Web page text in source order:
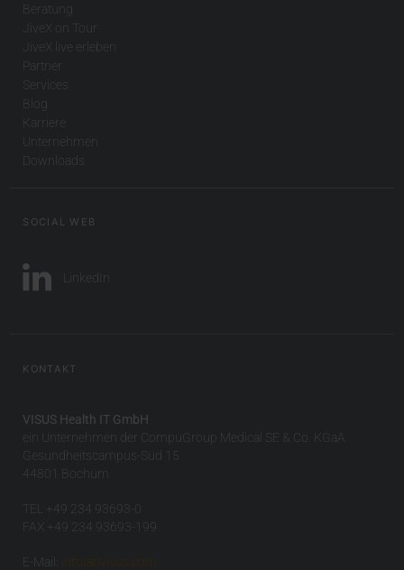
Beratung
JiveX on Tour
JiveX live erleben
Partner
Services
Blog
Karriere
Unternehmen
Downloads
SOCIAL WEB
LinkedIn
KONTAKT
VISUS Health IT GmbH
ein Unternehmen der CompuGroup Medical SE & Co. KGaA
Gesundheitscampus-Süd 15
44801 Bochum
TEL +49 234 93693-0
FAX +49 234 93693-199
E-Mail:
info(at)visus.com